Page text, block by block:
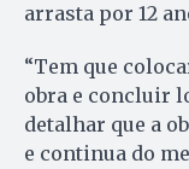
arrasta por 12
“Tem que
obra e concluir
detalhar que a
e continua do